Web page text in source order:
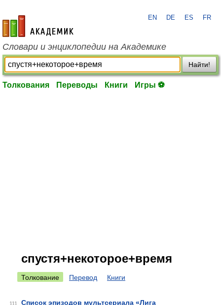
academic.ru
EN DE ES FR
Словари и энциклопедии на Академике
Найти!
Толкования Переводы Книги Игры ⚽
спустя+некоторое+время
Толкование Перевод Книги
111
Список эпизодов мультсериала «Лига